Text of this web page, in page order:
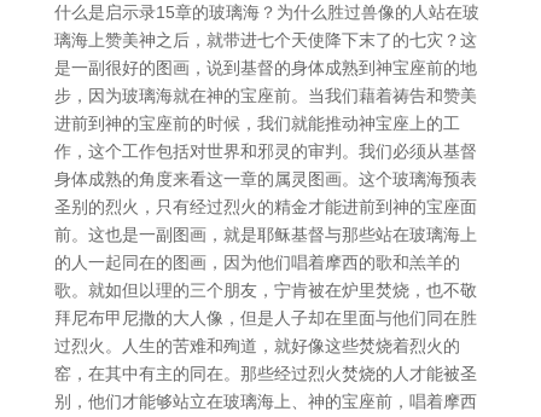
什么是启示录15章的玻璃海？为什么胜过兽像的人站在玻
璃海上赞美神之后，就带进七个天使降下末了的七灾？这
是一副很好的图画，说到基督的身体成熟到神宝座前的地
步，因为玻璃海就在神的宝座前。当我们藉着祷告和赞美
进前到神的宝座前的时候，我们就能推动神宝座上的工
作，这个工作包括对世界和邪灵的审判。我们必须从基督
身体成熟的角度来看这一章的属灵图画。这个玻璃海预表
圣别的烈火，只有经过烈火的精金才能进前到神的宝座面
前。这也是一副图画，就是耶稣基督与那些站在玻璃海上
的人一起同在的图画，因为他们唱着摩西的歌和羔羊的
歌。就如但以理的三个朋友，宁肯被在炉里焚烧，也不敬
拜尼布甲尼撒的大人像，但是人子却在里面与他们同在胜
过烈火。人生的苦难和殉道，就好像这些焚烧着烈火的
窑，在其中有主的同在。那些经过烈火焚烧的人才能被圣
别，他们才能够站立在玻璃海上、神的宝座前，唱着摩西